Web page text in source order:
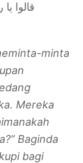
قالوا
minta
Mereka
Baginda
bagi